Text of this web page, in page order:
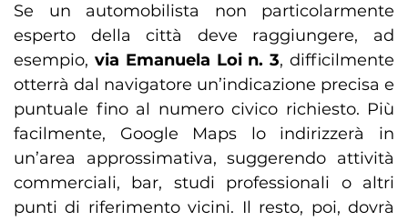
Se un automobilista non particolarmente
esperto della città deve raggiungere, ad
esempio, via Emanuela Loi n. 3, difficilmente
otterrà dal navigatore un’indicazione precisa e
puntuale fino al numero civico richiesto. Più
facilmente, Google Maps lo indirizzerà in
un’area approssimativa, suggerendo attività
commerciali, bar, studi professionali o altri
punti di riferimento vicini. Il resto, poi, dovrà